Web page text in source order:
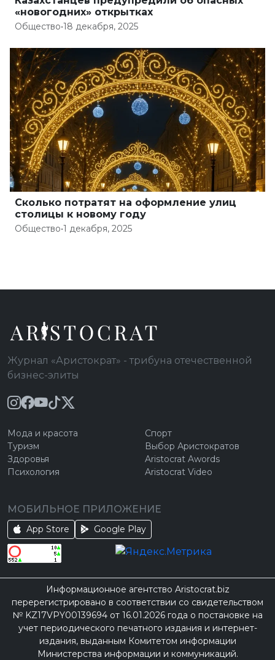
«новогодних» открытках
Общество•18 декабря, 2025
Сколько потратят на оформление улиц
столицы к новому году
Общество•1 декабря, 2025
Журнал «Аристократ» - трибуна отечественной
бизнес-элиты
Мода и красота
Туризм
Здоровья
Психология
Спорт
Выбор Аристократов
Aristocrat Awords
Aristocrat Video
МОБИЛЬНОЕ ПРИЛОЖЕНИЕ
App Store Google Play
Информационное агентство Aristocrat.biz
перерегистрировано в соответствии со свидетельством
№ KZ17VPY00139694 от 16.01.2026 года о постановке на
учет периодического печатного издания и интернет-
издания, выданным Комитетом информации
Министерства информации и коммуникаций.